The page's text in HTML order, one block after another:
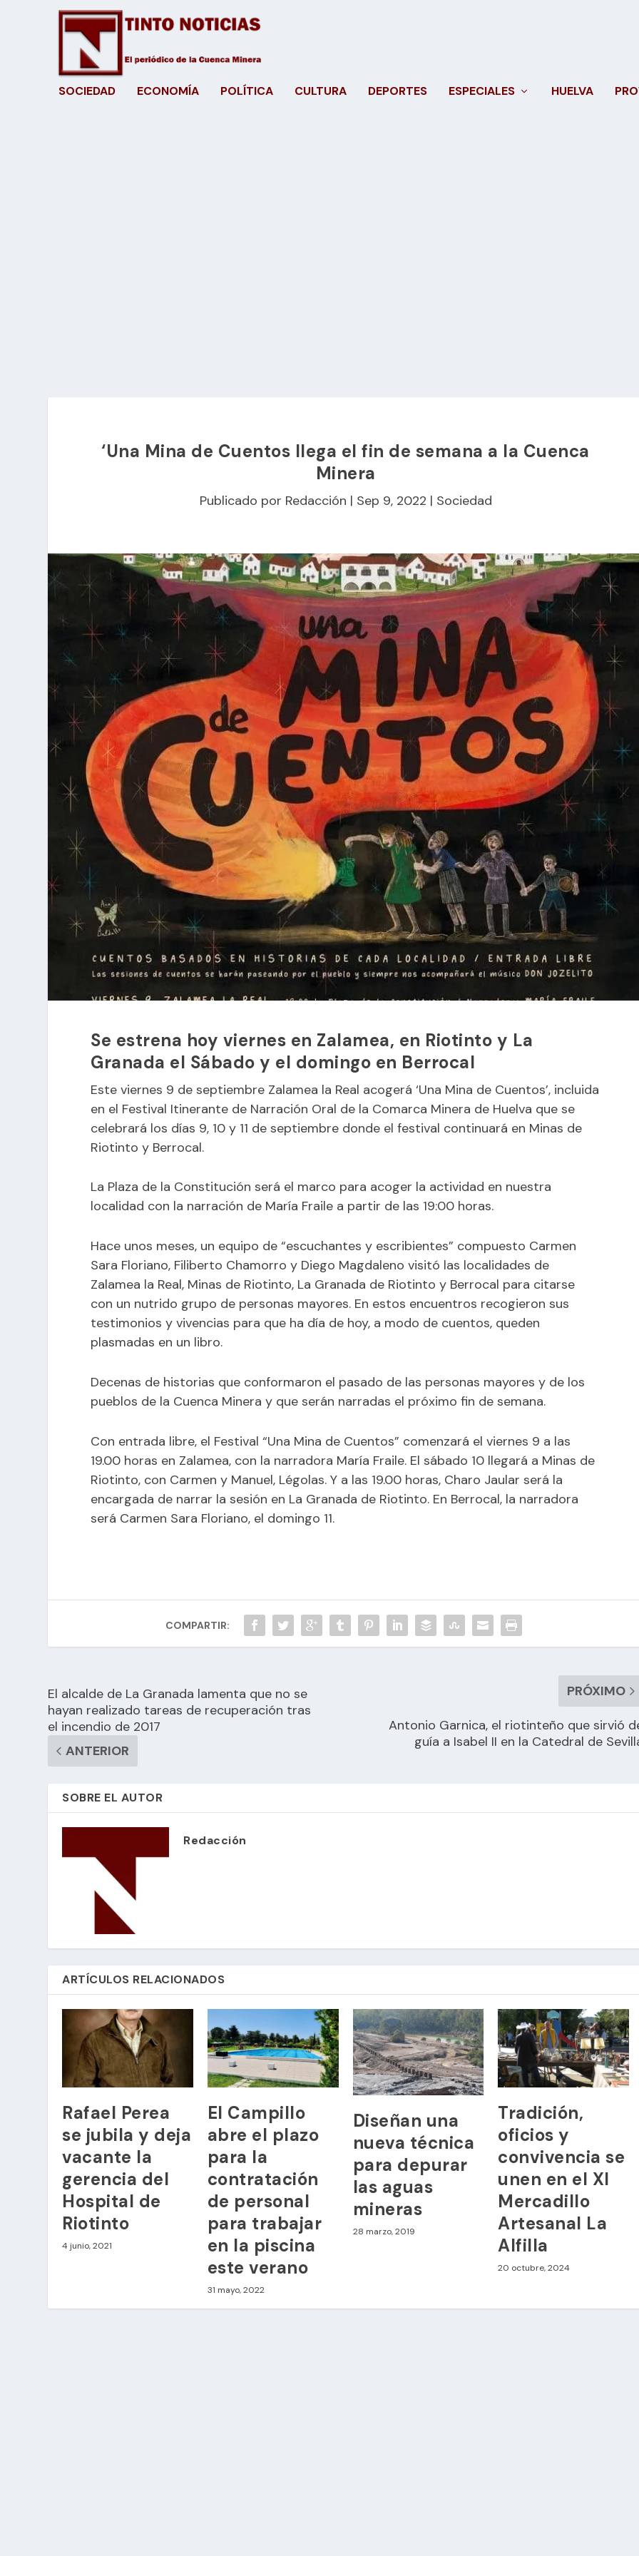
SOCIEDAD ECONOMÍA POLÍTICA CULTURA DEPORTES ESPECIALES HUELVA
‘Una Mina de Cuentos llega el fin de semana a la Cuenca
Minera
Publicado por Redacción | Sep 9, 2022 | Sociedad
Se estrena hoy viernes en Zalamea, en Riotinto y La
Granada el Sábado y el domingo en Berrocal
Este viernes 9 de septiembre Zalamea la Real acogerá ‘Una Mina de Cuentos’, incluida
en el Festival Itinerante de Narración Oral de la Comarca Minera de Huelva que se
celebrará los días 9, 10 y 11 de septiembre donde el festival continuará en Minas de
Riotinto y Berrocal.
La Plaza de la Constitución será el marco para acoger la actividad en nuestra
localidad con la narración de María Fraile a partir de las 19:00 horas.
Hace unos meses, un equipo de “escuchantes y escribientes” compuesto Carmen
Sara Floriano, Filiberto Chamorro y Diego Magdaleno visitó las localidades de
Zalamea la Real, Minas de Riotinto, La Granada de Riotinto y Berrocal para citarse
con un nutrido grupo de personas mayores. En estos encuentros recogieron sus
testimonios y vivencias para que ha día de hoy, a modo de cuentos, queden
plasmadas en un libro.
Decenas de historias que conformaron el pasado de las personas mayores y de los
pueblos de la Cuenca Minera y que serán narradas el próximo fin de semana.
Con entrada libre, el Festival “Una Mina de Cuentos” comenzará el viernes 9 a las
19.00 horas en Zalamea, con la narradora María Fraile. El sábado 10 llegará a Minas de
Riotinto, con Carmen y Manuel, Légolas. Y a las 19.00 horas, Charo Jaular será la
encargada de narrar la sesión en La Granada de Riotinto. En Berrocal, la narradora
será Carmen Sara Floriano, el domingo 11.
COMPARTIR:
El alcalde de La Granada lamenta que no se
hayan realizado tareas de recuperación tras
el incendio de 2017
ANTERIOR
PRÓXIMO
Antonio Garnica, el riotinteño que sirvió
guía a Isabel II en la Catedral de
SOBRE EL AUTOR
Redacción
ARTÍCULOS RELACIONADOS
Rafael Perea
se jubila y deja
vacante la
gerencia del
Hospital de
Riotinto
4 junio, 2021
El Campillo
abre el plazo
para la
contratación
de personal
para trabajar
en la piscina
este verano
31 mayo, 2022
Diseñan una
nueva técnica
para depurar
las aguas
mineras
28 marzo, 2019
Tradición,
oficios y
convivencia se
unen en el XI
Mercadillo
Artesanal La
Alfilla
20 octubre, 2024